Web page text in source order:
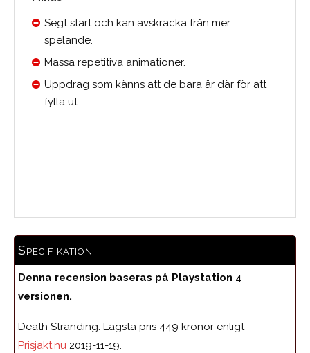
Segt start och kan avskräcka från mer
spelande.
Massa repetitiva animationer.
Uppdrag som känns att de bara är där för att
fylla ut.
Specifikation
Denna recension baseras på Playstation 4
versionen.
Death Stranding. Lägsta pris 449 kronor enligt
Prisjakt.nu 2019-11-19.